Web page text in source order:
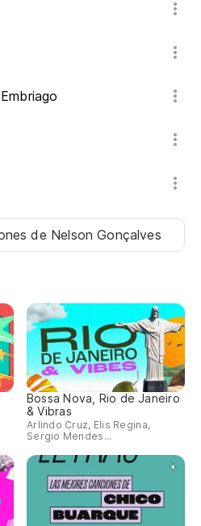
de Nelson Gonçalves
Bossa Nova, Rio de Janeiro
& Vibras
Arlindo Cruz, Elis Regina,
Sergio Mendes...